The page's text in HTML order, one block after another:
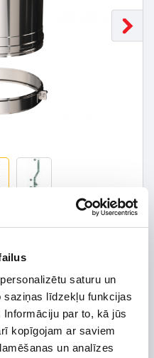
saturu un
saziņas līdzekļu funkcijas
par to, kā jūs
kopīgojam ar saviem
un analīzes
+370 656 75421